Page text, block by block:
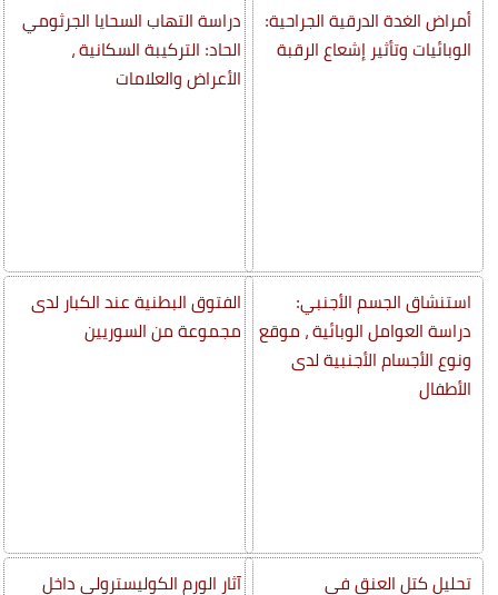
أمراض الغدة الدرقية الجراحية:
الوبائيات وتأثير إشعاع الرقبة
استنشاق الجسم الأجنبي:
دراسة العوامل الوبائية ، موقع
ونوع الأجسام الأجنبية لدى
الأطفال
تحليل كتل العنق في
دراسة التهاب السحايا الجرثومي
الحاد: التركيبة السكانية ،
الأعراض والعلامات
الفتوق البطنية عند الكبار لدى
مجموعة من السوريين
آثار الورم الكوليسترولي داخل